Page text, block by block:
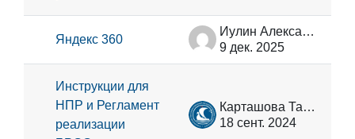
Яндекс 360
Иулин Александр Александрович
9 дек. 2025
Инструкции для
НПР и Регламент
реализации
Карташова Татьяна Владимировна
18 сент. 2024